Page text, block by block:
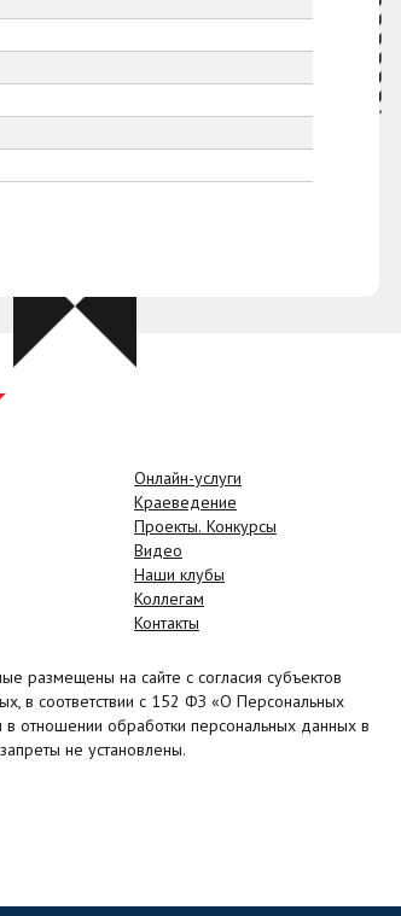
Онлайн-услуги
Краеведение
Проекты. Конкурсы
Видео
Наши клубы
Коллегам
Контакты
размещены на сайте с согласия субъектов
в соответствии с 152 ФЗ «О Персональных
в отношении обработки персональных данных в
не установлены.